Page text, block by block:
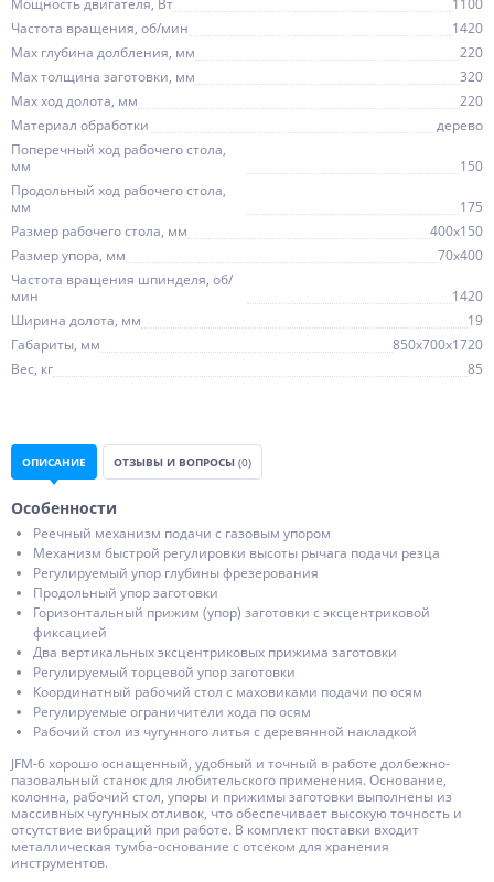
Мощность двигателя, Вт
1100
Частота вращения, об/мин
1420
Max глубина долбления, мм
220
Max толщина заготовки, мм
320
Max ход долота, мм
220
Материал обработки
дерево
Поперечный ход рабочего стола,
мм
150
Продольный ход рабочего стола,
мм
175
Размер рабочего стола, мм
400х150
Размер упора, мм
70х400
Частота вращения шпинделя, об/
мин
1420
Ширина долота, мм
19
Габариты, мм
850х700х1720
Вес, кг
85
ОПИСАНИЕ ОТЗЫВЫ И ВОПРОСЫ (0)
Особенности
Реечный механизм подачи с газовым упором
Механизм быстрой регулировки высоты рычага подачи резца
Регулируемый упор глубины фрезерования
Продольный упор заготовки
Горизонтальный прижим (упор) заготовки с эксцентриковой
фиксацией
Два вертикальных эксцентриковых прижима заготовки
Регулируемый торцевой упор заготовки
Координатный рабочий стол с маховиками подачи по осям
Регулируемые ограничители хода по осям
Рабочий стол из чугунного литья с деревянной накладкой
JFM-6 хорошо оснащенный, удобный и точный в работе долбежно-
пазовальный станок для любительского применения. Основание,
колонна, рабочий стол, упоры и прижимы заготовки выполнены из
массивных чугунных отливок, что обеспечивает высокую точность и
отсутствие вибраций при работе. В комплект поставки входит
металлическая тумба-основание с отсеком для хранения
инструментов.